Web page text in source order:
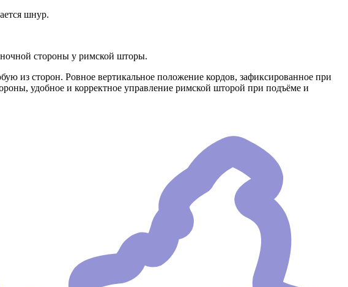
шнур.
стороны у римской шторы.
из сторон. Ровное вертикальное положение кордов, зафиксированное при
удобное и корректное управление римской шторой при подъёме и